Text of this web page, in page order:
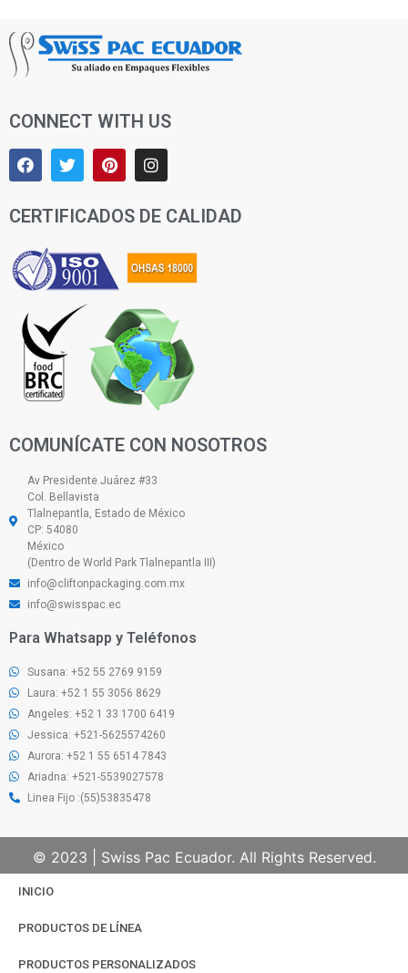
CONNECT WITH US
CERTIFICADOS DE CALIDAD
COMUNÍCATE CON NOSOTROS
Av Presidente Juárez #33
Col. Bellavista
Tlalnepantla, Estado de México
CP: 54080
México
(Dentro de World Park Tlalnepantla III)
info@cliftonpackaging.com.mx
info@swisspac.ec
Para Whatsapp y Teléfonos
Susana: +52 55 2769 9159
Laura: +52 1 55 3056 8629
Angeles: +52 1 33 1700 6419
Jessica: +521-5625574260
Aurora: +52 1 55 6514 7843
Ariadna: +521-5539027578
Linea Fijo :(55)53835478
INICIO
PRODUCTOS DE LÍNEA
PRODUCTOS PERSONALIZADOS
© 2023 | Swiss Pac Ecuador. All Rights Reserved.